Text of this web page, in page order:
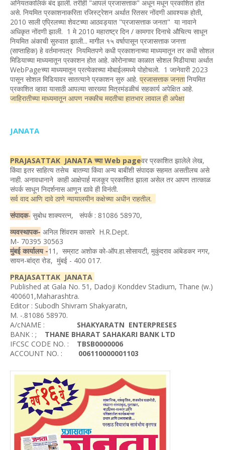
अनियतकालिकं बंद झाली. तरीही "आपलं प्रजासत्ताक" अधून मधून प्रकाशित होत
असे. नियमित प्रकाशनाकरिता रजिस्ट्रेशन अर्थात रितसर नोंदणी आवश्यक होती,
2010 साली एप्रिलच्या शेवटच्या आठवड्यात "प्रजासत्ताक जनता" या नावाने
अधिकृत नोंदणी झाली. 1 मे 2010 महाराष्ट्र दिन / कामगार दिनाचे औचित्य साधून
नियमित अंकाची सुरुवात झाली... मागील १५ वर्षापासून प्रजासत्ताक जनत्ता
(साप्ताहिक) हे वर्तमानपत्र नियमितपणे कधी प्रकाशनाच्या माध्यमातून तर कधी सोशल
मिडियाच्या माध्यमातून प्रकाशन होत आहे. कोरोनाच्या काळात सोशल मिडीयाचा अर्थात
WebPageच्या माध्यमातून प्रत्येकाच्या मोबाईलमध्ये पोहोचलो. 1 जानेवारी 2023
पासून सोशल मिडियावर सातत्याने प्रकाशन सुरु आहे. प्रजासत्ताक जनतानियमित
प्रकाशित व्हावा यासाठी आपल्या सारख्या मित्रमंडळीचं सहकार्य अपेक्षित आहे.
जाहिरातीच्या माध्यमातून आपण नक्कीच मदतीचा हातभार लावाल ही अपेक्षा
JANATA
PRAJASATTAK JANATA च्या Web pageवर प्रकाशित झालेले लेख,
किंवा इतर साहित्य तसेच बातम्या किंवा अन्य बाबींशी संपादक सहमत असतीलच असे
नाही. अनावधानाने काही आक्षेपार्ह मजकूर प्रकाशित झाला असेल तर आपण तात्काळ
संपर्क साधून निदर्शनास आणून द्यावे ही विनंती.
सर्व वाद आणि दावे ठाणे न्यायालयीन कक्षेच्या अधीन राहतील.
संपादक- सुबोध शाक्यरत्न, संपर्क : 81086 58970,
व्यवस्थापक- अनिल शिंवराम कासारे H.R.Dept.
M- 70395 30563
मुंबई कार्यालय -11, सम्राट अशोक को-ऑप.हा.सोसायटी, मुकुंदराव आंबेडकर नगर,
सायन-बांद्रा रोड, मुंबई - 400 017.
PRAJASATTAK JANATA
Published at Gala No. 51, Dadoji Konddev Stadium, Thane (w.)
400601,Maharashtra.
Editor : Subodh Shivram Shakyaratn,
M. -.81086 58970.
A/cNAME : SHAKYARATN ENTERPRESES
BANK : ; THANE BHARAT SAHAKARI BANK LTD
IFCSC CODE NO. : TBSB0000006
ACCOUNT NO. : 006110000001103